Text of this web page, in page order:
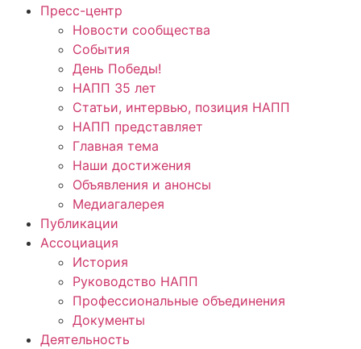
Пресс-центр
Новости сообщества
События
День Победы!
НАПП 35 лет
Статьи, интервью, позиция НАПП
НАПП представляет
Главная тема
Наши достижения
Объявления и анонсы
Медиагалерея
Публикации
Ассоциация
История
Руководство НАПП
Профессиональные объединения
Документы
Деятельность